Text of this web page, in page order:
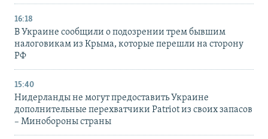
16:18
В Украине сообщили о подозрении трем бывшим
налоговикам из Крыма, которые перешли на сторону
РФ
15:40
Нидерланды не могут предоставить Украине
дополнительные перехватчики Patriot из своих запасов
– Минобороны страны